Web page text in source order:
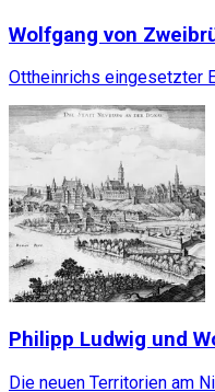
Wolfgang von
Ottheinrichs eingesetzter
Philipp Ludwig und
Die neuen Territorien am